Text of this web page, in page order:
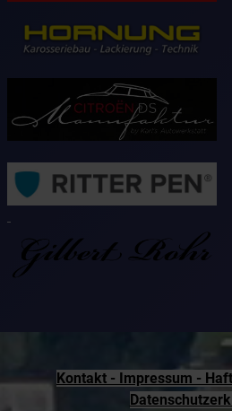
Kontakt - Impressum -